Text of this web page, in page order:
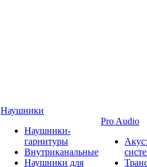
Наушники
Наушники-
гарнитуры
Внутриканальные
Наушники для
Pro Audio